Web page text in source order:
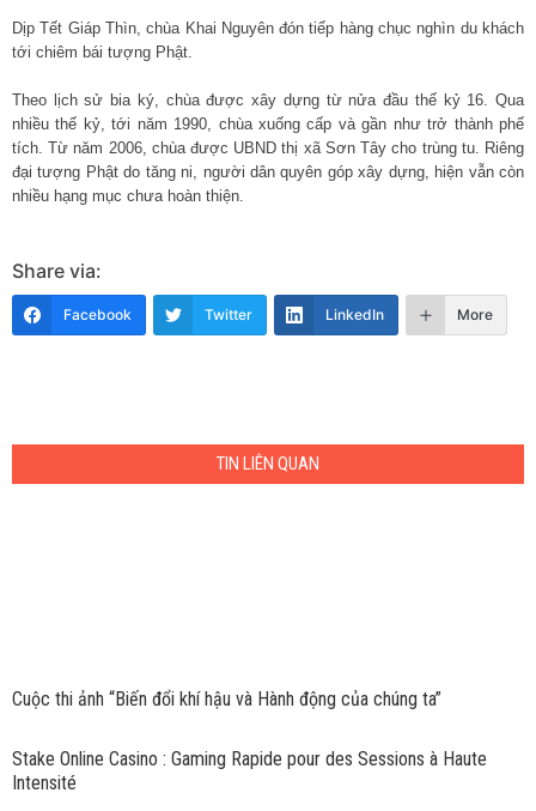
Dịp Tết Giáp Thìn, chùa Khai Nguyên đón tiếp hàng chục nghìn du khách
tới chiêm bái tượng Phật.
Theo lịch sử bia ký, chùa được xây dựng từ nửa đầu thế kỷ 16. Qua
nhiều thế kỷ, tới năm 1990, chùa xuống cấp và gần như trở thành phế
tích. Từ năm 2006, chùa được UBND thị xã Sơn Tây cho trùng tu. Riêng
đại tượng Phật do tăng ni, người dân quyên góp xây dựng, hiện vẫn còn
nhiều hạng mục chưa hoàn thiện.
Share via:
Facebook Twitter LinkedIn More
TIN LIÊN QUAN
Cuộc thi ảnh “Biến đổi khí hậu và Hành động của chúng ta”
Stake Online Casino : Gaming Rapide pour des Sessions à Haute
Intensité